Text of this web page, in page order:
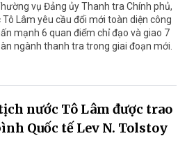
vụ Đảng ủy Thanh tra Chính phủ,
Lâm yêu cầu đổi mới toàn diện công
mạnh 6 quan điểm chỉ đạo và giao 7
ngành thanh tra trong giai đoạn mới.
nước Tô Lâm được trao
Quốc tế Lev N. Tolstoy